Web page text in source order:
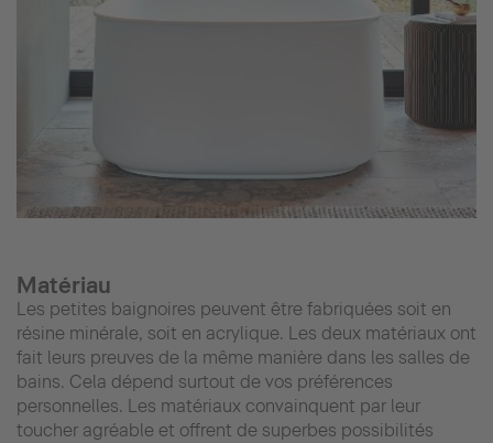
Matériau
Les petites baignoires peuvent être fabriquées soit en
résine minérale, soit en acrylique. Les deux matériaux ont
fait leurs preuves de la même manière dans les salles de
bains. Cela dépend surtout de vos préférences
personnelles. Les matériaux convainquent par leur
toucher agréable et offrent de superbes possibilités